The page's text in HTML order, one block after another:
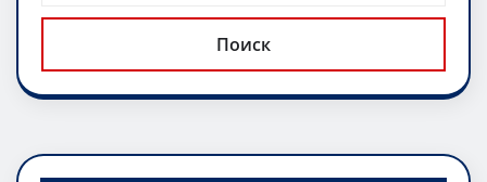
ki ь
Поиск